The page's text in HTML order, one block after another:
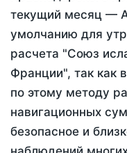
текущий месяц —
умолчанию для
расчета "Союз
Франции", так
по этому методу
навигационных
безопасное и